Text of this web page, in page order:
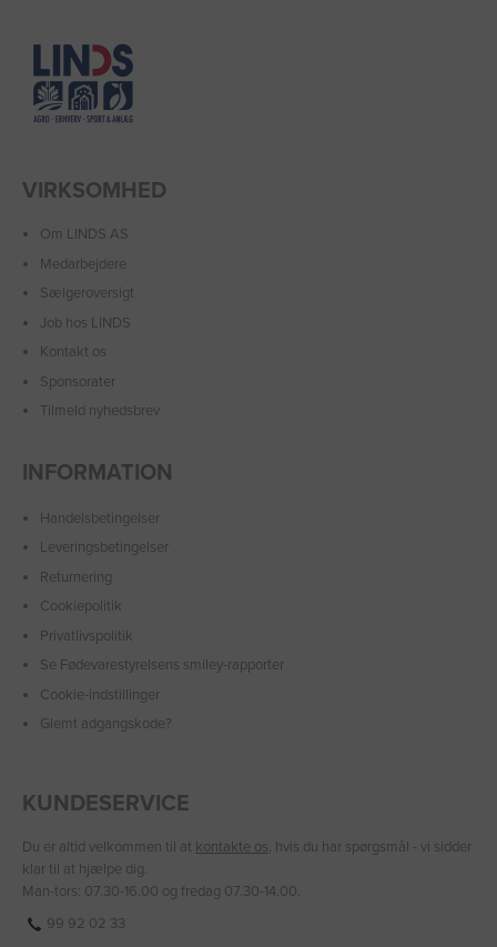
VIRKSOMHED
Om LINDS AS
Medarbejdere
Sælgeroversigt
Job hos LINDS
Kontakt os
Sponsorater
Tilmeld nyhedsbrev
INFORMATION
Handelsbetingelser
Leveringsbetingelser
Returnering
Cookiepolitik
Privatlivspolitik
Se Fødevarestyrelsens smiley-rapporter
Cookie-indstillinger
Glemt adgangskode?
KUNDESERVICE
Du er altid velkommen til at kontakte os, hvis du har spørgsmål - vi sidder
klar til at hjælpe dig.
Man-tors: 07.30-16.00 og fredag 07.30-14.00.
99 92 02 33